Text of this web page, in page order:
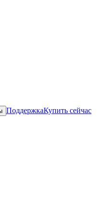
ПоддержкаКупить сейчас